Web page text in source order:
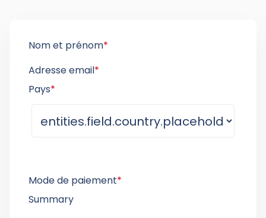
Nom et prénom*
Adresse email*
Pays*
Mode de paiement*
Summary